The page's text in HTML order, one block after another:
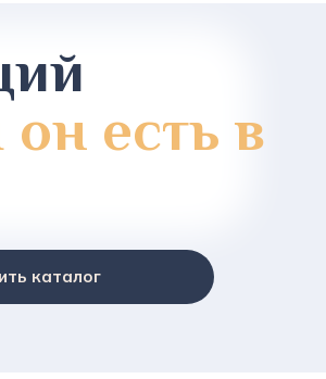
есть в
каталог